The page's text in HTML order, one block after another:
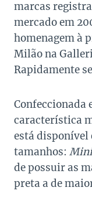
marcas
mercado em
homenagem à
Milão na
Rapidamente
Confeccionada
característica
está disponível
tamanhos: Mini
de possuir as
preta a de